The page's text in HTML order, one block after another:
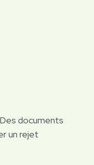
documents
un rejet